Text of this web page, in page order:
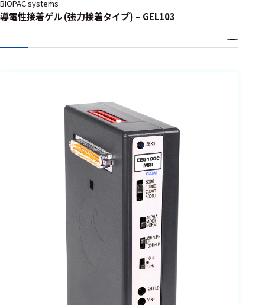
BIOPAC systems
導電性接着ゲル (強力接着タイプ) – GEL103